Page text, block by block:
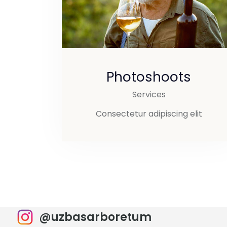
Photoshoots
Services
Consectetur adipiscing elit
@uzbasarboretum